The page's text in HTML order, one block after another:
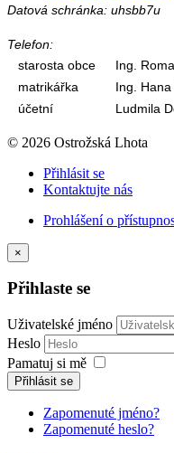
Datová schránka: uhsbb7u
Telefon:
starosta obce
Ing.
matrikářka
Ing.
účetní
Ludmila
© 2026 Ostrožská Lhota
Přihlásit se
Kontaktujte nás
Prohlášení o
×
Přihlaste se
Uživatelské jméno
Heslo
Pamatuj si mě
Přihlásit se
Zapomenuté jméno?
Zapomenuté heslo?